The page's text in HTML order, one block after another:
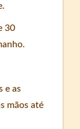
30
e as
mãos até